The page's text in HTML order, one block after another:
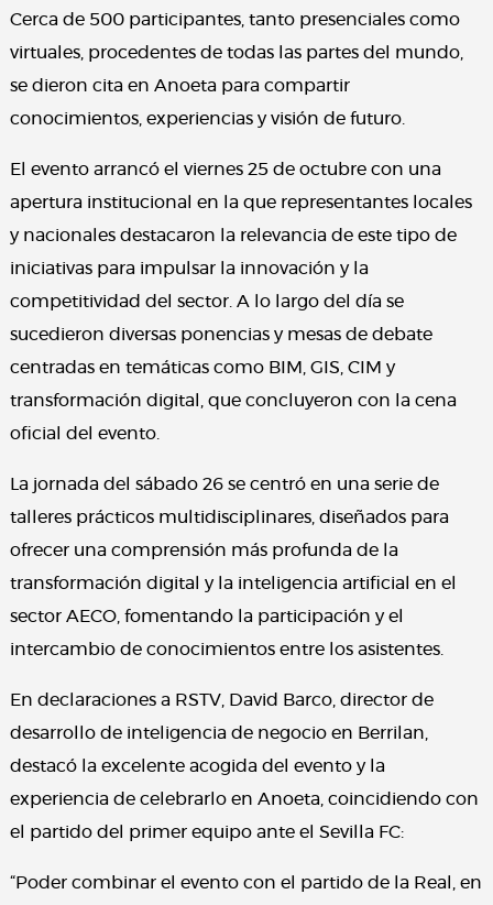
Cerca de 500 participantes, tanto presenciales como
virtuales, procedentes de todas las partes del mundo,
se dieron cita en Anoeta para compartir
conocimientos, experiencias y visión de futuro.
El evento arrancó el viernes 25 de octubre con una
apertura institucional en la que representantes locales
y nacionales destacaron la relevancia de este tipo de
iniciativas para impulsar la innovación y la
competitividad del sector. A lo largo del día se
sucedieron diversas ponencias y mesas de debate
centradas en temáticas como BIM, GIS, CIM y
transformación digital, que concluyeron con la cena
oficial del evento.
La jornada del sábado 26 se centró en una serie de
talleres prácticos multidisciplinares, diseñados para
ofrecer una comprensión más profunda de la
transformación digital y la inteligencia artificial en el
sector AECO, fomentando la participación y el
intercambio de conocimientos entre los asistentes.
En declaraciones a RSTV, David Barco, director de
desarrollo de inteligencia de negocio en Berrilan,
destacó la excelente acogida del evento y la
experiencia de celebrarlo en Anoeta, coincidiendo con
el partido del primer equipo ante el Sevilla FC:
“Poder combinar el evento con el partido de la Real, en